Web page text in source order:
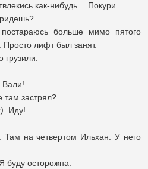
как-нибудь… Покури.
больше мимо пятого
лифт был занят.
грузили.
Вали!
там застрял?
Иду!
Там на четвертом Ильхан. У него
буду осторожна.